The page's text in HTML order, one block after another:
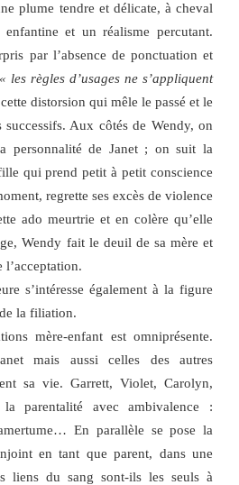
plume tendre et délicate, à cheval
et un réalisme percutant.
par l’absence de ponctuation et
« les règles d’usages ne s’appliquent
distorsion qui mêle le passé et le
Aux côtés de Wendy, on
personnalité de Janet ; on suit la
qui prend petit à petit conscience
regrette ses excès de violence
ado meurtrie et en colère qu’elle
Wendy fait le deuil de sa mère et
l’acceptation.
s’intéresse également à la figure
la filiation.
mère-enfant est omniprésente.
mais aussi celles des autres
sa vie. Garrett, Violet, Carolyn,
parentalité avec ambivalence :
En parallèle se pose la
en tant que parent, dans une
liens du sang sont-ils les seuls à